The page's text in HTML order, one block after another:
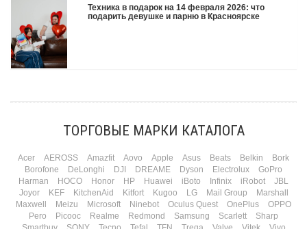
все равно. А потом три дня рассказывают коллегам, какую колонку / приставку /
камеру им подарили. Не верьте словам — верьте глазам, которые загораются
при виде новой коробки.
Техника в подарок на 14 февраля 2026: что
подарить девушке и парню в Красноярске
марта — контрольный выстрел по кошельку. Начнем с первого — потому что он
ТОРГОВЫЕ МАРКИ КАТАЛОГА
Acer AEROSS Amazfit Aovo Apple Asus Beats Belkin
Bork
Borofone
DeLonghi DJI DREAME Dyson Electrolux
GoPro
Harman
HOCO Honor HP Huawei iBoto Infinix iRobot
JBL
Joyor
KEF KitchenAid Kitfort Kugoo LG Mail Group
Marshall
Maxwell
Meizu Microsoft Ninebot Oculus Quest OnePlus
OPPO
Pero
Picooc Realme Redmond Samsung Scarlett
Sharp